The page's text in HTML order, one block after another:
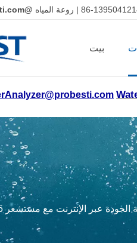
@probesti.com
بيت